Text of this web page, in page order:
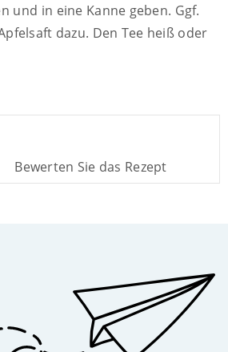
und in eine Kanne geben. Ggf.
dazu. Den Tee heiß oder
Bewerten Sie das Rezept